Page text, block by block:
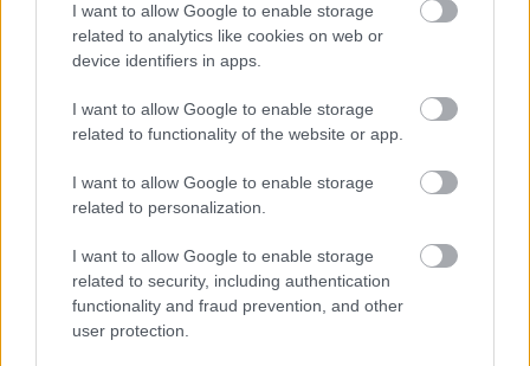
I want to allow Google to enable storage
related to analytics like cookies on web or
device identifiers in apps.
I want to allow Google to enable storage
related to functionality of the website or app.
I want to allow Google to enable storage
related to personalization.
I want to allow Google to enable storage
related to security, including authentication
functionality and fraud prevention, and other
user protection.
A hazai vegyipar 200 MW-al csökkentette
energiafelhasználását
2026.08.06. 13:32